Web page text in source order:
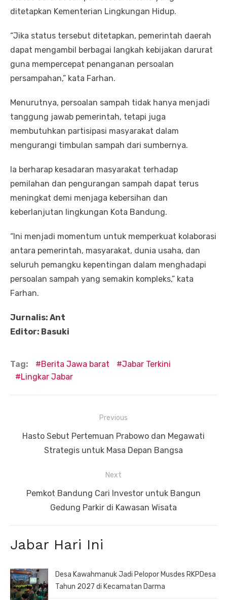
ditetapkan Kementerian Lingkungan Hidup.
“Jika status tersebut ditetapkan, pemerintah daerah
dapat mengambil berbagai langkah kebijakan darurat
guna mempercepat penanganan persoalan
persampahan,” kata Farhan.
Menurutnya, persoalan sampah tidak hanya menjadi
tanggung jawab pemerintah, tetapi juga
membutuhkan partisipasi masyarakat dalam
mengurangi timbulan sampah dari sumbernya.
Ia berharap kesadaran masyarakat terhadap
pemilahan dan pengurangan sampah dapat terus
meningkat demi menjaga kebersihan dan
keberlanjutan lingkungan Kota Bandung.
“Ini menjadi momentum untuk memperkuat kolaborasi
antara pemerintah, masyarakat, dunia usaha, dan
seluruh pemangku kepentingan dalam menghadapi
persoalan sampah yang semakin kompleks,” kata
Farhan.
Jurnalis: Ant
Editor: Basuki
Tag: Berita Jawa barat
Jabar Terkini
Lingkar Jabar
pos
Previous
Previous
Hasto Sebut Pertemuan Prabowo dan Megawati
Strategis untuk Masa Depan Bangsa
Next
NextPemkot Bandung Cari Investor untuk Bangun
Gedung Parkir di Kawasan Wisata
Jabar Hari Ini
Desa Kawahmanuk Jadi Pelopor Musdes RKPDesa
Tahun 2027 di Kecamatan Darma